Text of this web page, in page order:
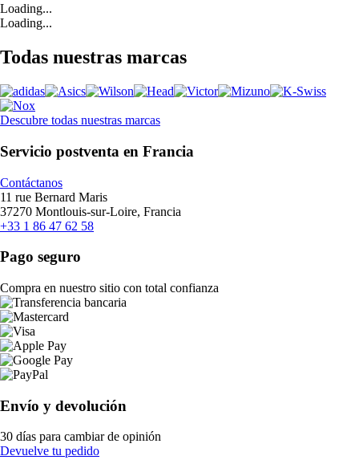
Loading...
Loading...
Todas nuestras marcas
Descubre todas nuestras marcas
Servicio postventa en Francia
Contáctanos
11 rue Bernard Maris
37270 Montlouis-sur-Loire, Francia
+33 1 86 47 62 58
Pago seguro
Compra en nuestro sitio con total confianza
Envío y devolución
30 días para cambiar de opinión
Devuelve tu pedido